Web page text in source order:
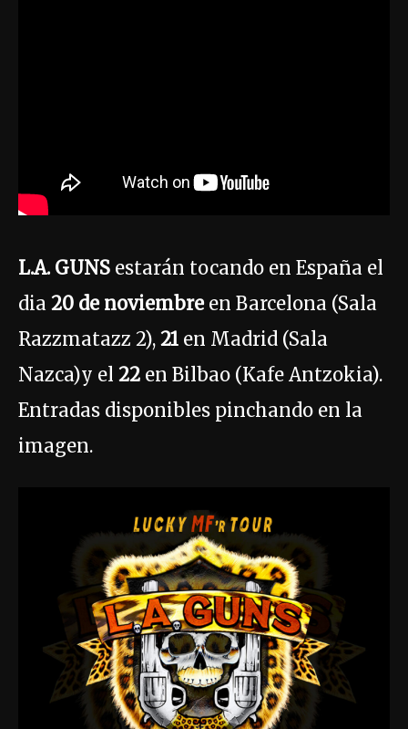
L.A. GUNS estarán tocando en España el
dia 20 de noviembre en Barcelona (Sala
Razzmatazz 2), 21 en Madrid (Sala
Nazca)y el 22 en Bilbao (Kafe Antzokia).
Entradas disponibles pinchando en la
imagen.